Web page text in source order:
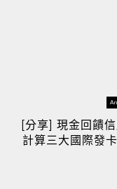
[分享] 現金回饋
計算三大國際發